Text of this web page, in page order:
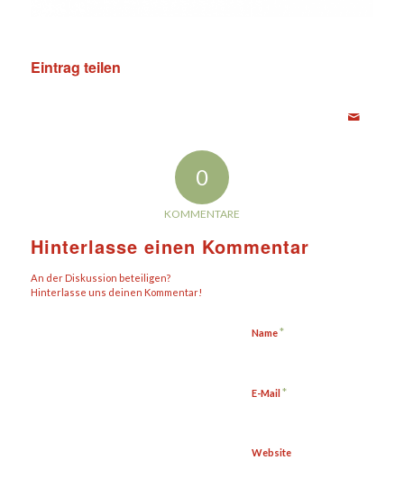
Eintrag teilen
0
KOMMENTARE
Hinterlasse einen Kommentar
An der Diskussion beteiligen?
Hinterlasse uns deinen Kommentar!
Name*
E-Mail *
Website